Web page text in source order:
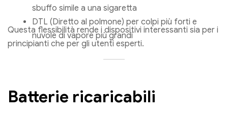
sbuffo simile a una sigaretta
DTL (Diretto al polmone) per colpi più forti e
nuvole di vapore più grandi
Questa flessibilità rende i dispositivi interessanti sia per i
principianti che per gli utenti esperti.
Batterie ricaricabili